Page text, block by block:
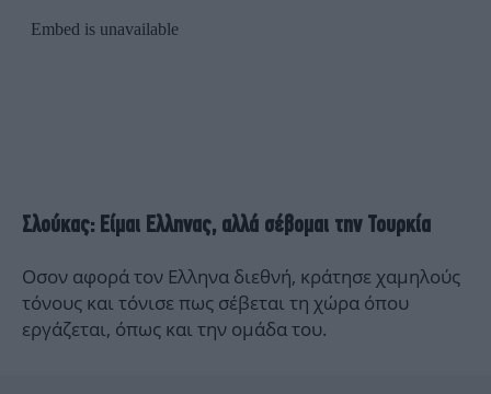
Σλούκας: Είμαι Ελληνας, αλλά σέβομαι την Τουρκία
Οσον αφορά τον Ελληνα διεθνή, κράτησε χαμηλούς
τόνους και τόνισε πως σέβεται τη χώρα όπου
εργάζεται, όπως και την ομάδα του.